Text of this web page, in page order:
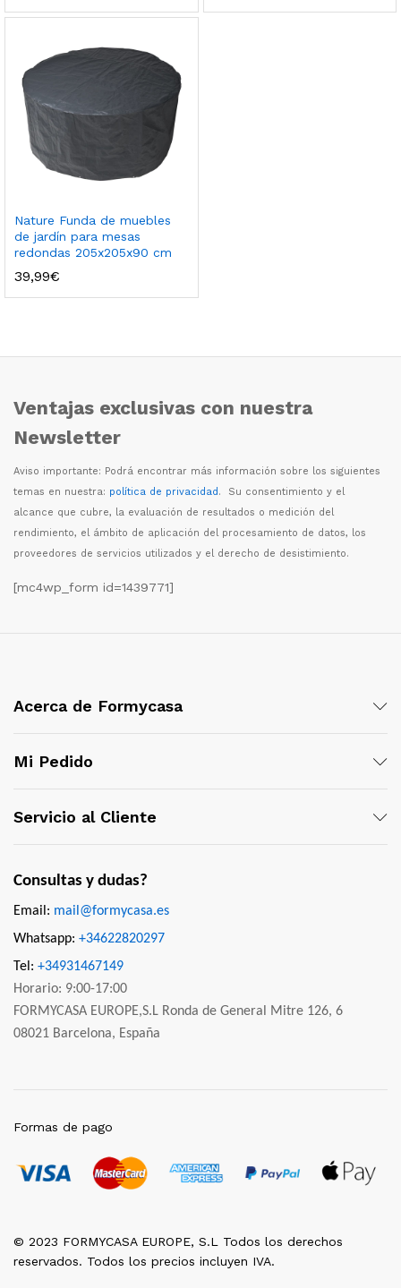
Nature Funda de muebles
de jardín para mesas
redondas 205x205x90 cm
39,99€
Ventajas exclusivas con nuestra
Newsletter
Aviso importante: Podrá encontrar más información sobre los siguientes
temas en nuestra: política de privacidad. Su consentimiento y el
alcance que cubre, la evaluación de resultados o medición del
rendimiento, el ámbito de aplicación del procesamiento de datos, los
proveedores de servicios utilizados y el derecho de desistimiento.
[mc4wp_form id=1439771]
Acerca de Formycasa
Mi Pedido
Servicio al Cliente
Consultas y dudas?
Email: mail@formycasa.es
Whatsapp: +34622820297
Tel: +34931467149
Horario: 9:00-17:00
FORMYCASA EUROPE,S.L Ronda de General Mitre 126, 6
08021 Barcelona, España
© 2023 FORMYCASA EUROPE, S.L Todos los derechos
reservados. Todos los precios incluyen IVA.
Formas de pago